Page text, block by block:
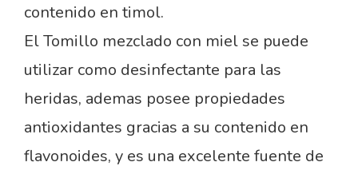
contenido en timol.
El Tomillo mezclado con miel se puede
utilizar como desinfectante para las
heridas, ademas posee propiedades
antioxidantes gracias a su contenido en
flavonoides, y es una excelente fuente de